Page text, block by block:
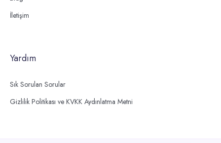
İletişim
Yardım
Sık Sorulan Sorular
Gizlilik Politikası ve KVKK Aydınlatma Metni